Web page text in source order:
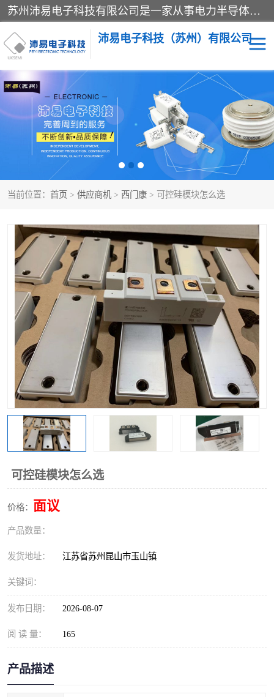
苏州沛易电子科技有限公司是一家从事电力半导体器件和电子元器件的专业代理及分销商，产品包括：IGBT模块、IPM模块、PIM模块、二极管、三极管、可控硅、整流桥、IGBT单管、IGBT电路驱动板、GTR达林顿模块、快恢复二极管、肖特基二极管、熔断器、IC集成电路、快速熔断器等。
沛易电子科技（苏州）有限公司
当前位置： 首页 > 供应商机 > 西门康 > 可控硅模块怎么选
可控硅模块怎么选
价格： 面议
产品数量：
发货地址： 江苏省苏州昆山市玉山镇
关键词：
发布日期： 2026-08-07
阅 读 量： 165
产品描述
西门康 英飞凌
快恢复二极管 英飞凌IGBT模块
英飞凌可控硅模块 IXYS艾赛斯可控硅
SEMIKRON西门康IGBT
模块
SEMIKRON西门康可控硅
模块
SEMIKRON西门康二极管 BUSSMANN巴斯曼熔断
器
MOS管场效应管 晶闸管